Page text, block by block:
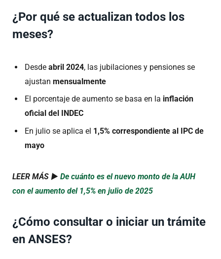
¿Por qué se actualizan todos los
meses?
Desde abril 2024, las jubilaciones y pensiones se
ajustan mensualmente
El porcentaje de aumento se basa en la inflación
oficial del INDEC
En julio se aplica el 1,5% correspondiente al IPC de
mayo
LEER MÁS ► De cuánto es el nuevo monto de la AUH
con el aumento del 1,5% en julio de 2025
¿Cómo consultar o iniciar un trámite
en ANSES?